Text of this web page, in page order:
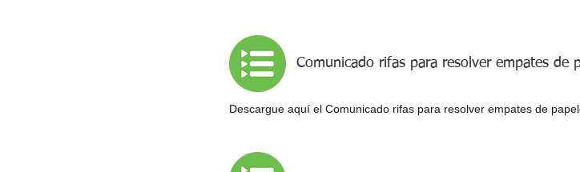
Comunicado rifas para resolver empates de
Descargue aquí el Comunicado rifas para resolver empates de